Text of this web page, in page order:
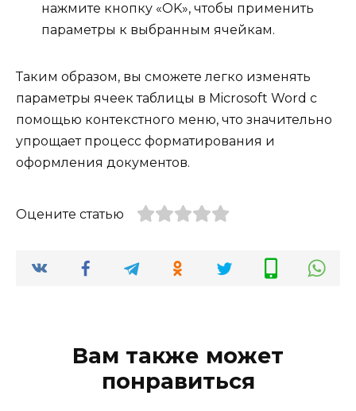
нажмите кнопку «OK», чтобы применить
параметры к выбранным ячейкам.
Таким образом, вы сможете легко изменять
параметры ячеек таблицы в Microsoft Word с
помощью контекстного меню, что значительно
упрощает процесс форматирования и
оформления документов.
Оцените статью
Вам также может
понравиться